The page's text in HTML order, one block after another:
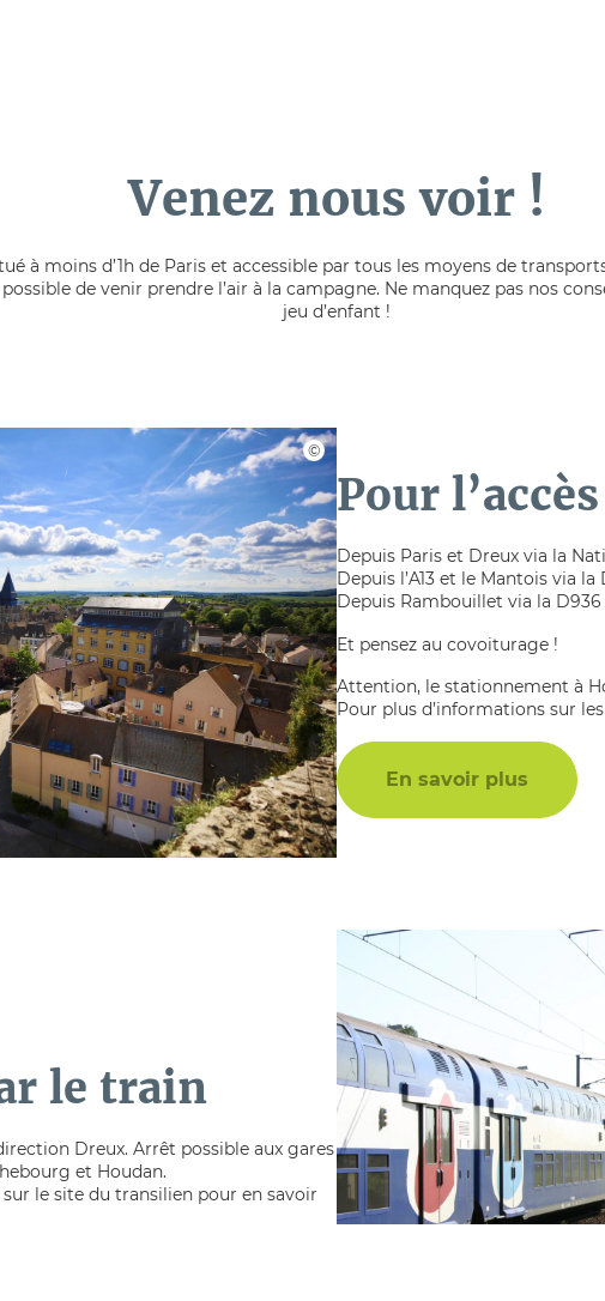
Venez nous voir !
à moins d’1h de Paris et accessible par tous les moyens de
de venir prendre l’air à la campagne. Ne manquez pas nos
jeu d’enfant !
Pour
Depuis Paris et Dreux via la
Depuis l’A13 et le Mantois via la
Depuis Rambouillet via la D936
Et pensez au covoiturage !
Attention, le stationnement à
Pour plus d’informations sur
En savoir plus
le train
Dreux. Arrêt possible aux gares
et Houdan.
le site du transilien pour en savoir